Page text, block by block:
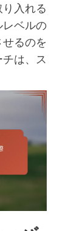
入れる
ベルの
るのを
は、ス